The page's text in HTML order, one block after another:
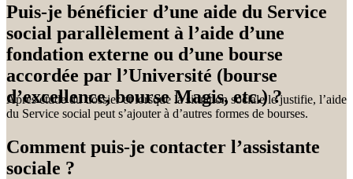
Puis-je bénéficier d’une aide du Service
social parallèlement à l’aide d’une
fondation externe ou d’une bourse
accordée par l’Université (bourse
d’excellence, bourse Magis, etc.) ?
Après étude du dossier et lorsque la situation sociale le justifie, l’aide
du Service social peut s’ajouter à d’autres formes de bourses.
Comment puis-je contacter l’assistante
sociale ?